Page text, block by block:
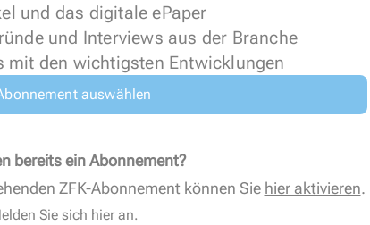
und das digitale ePaper
und Interviews aus der Branche
den wichtigsten Entwicklungen
auswählen
bereits ein Abonnement?
ZFK-Abonnement können Sie hier aktivieren.
Sie sich hier an.